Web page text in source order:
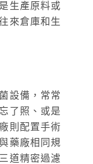
生產原料或
來倉庫和生
設備，常常
了照、或是
則配置手術
藥廠相同規
道精密過濾